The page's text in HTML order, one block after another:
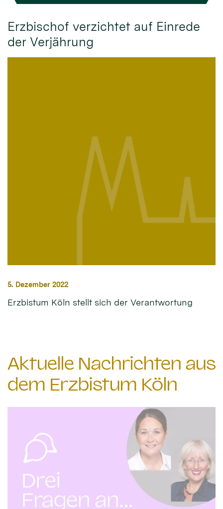
Erzbischof verzichtet auf Einrede
der Verjährung
5. Dezember 2022
Erzbistum Köln stellt sich der Verantwortung
Aktuelle Nachrichten aus
dem Erzbistum Köln